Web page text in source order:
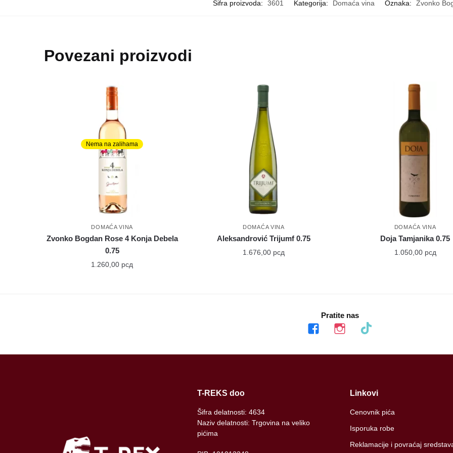
Šifra proizvoda: 3601 Kategorija: Domaća vina Oznaka: Zvonko
Povezani proizvodi
Nema na zalihama
DOMAĆA VINA
Zvonko Bogdan Rose 4 Konja Debela
0.75
1.260,00 рсд
DOMAĆA VINA
Aleksandrović Trijumf 0.75
1.676,00 рсд
DOMAĆA VINA
Doja Tamjanika 0.75
1.050,00 рсд
Pratite nas
facebookinstagramtiktok
T-REKS doo
Šifra delatnosti: 4634
Naziv delatnosti: Trgovina na veliko
pićima
Linkovi
Cenovnik pića
Isporuka robe
Reklamacije i povraćaj